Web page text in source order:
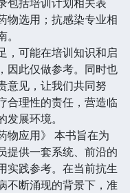
物选用；抗感染专业相
可能在培训知识和启
因此仅做参考。同时也
意见，让我们共同努
合理性的责任，营造临
展环境。
物应用》 本书旨在为
提供一套系统、前沿的
实践参考。在当前抗生
不断涌现的背景下，准